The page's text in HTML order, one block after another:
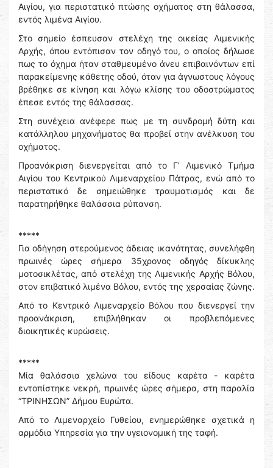
Αιγίου, για περιστατικό πτώσης οχήματος στη θάλασσα,
εντός λιμένα Αιγίου.
Στο σημείο έσπευσαν στελέχη της οικείας Λιμενικής
Αρχής, όπου εντόπισαν τον οδηγό του, ο οποίος δήλωσε
πως το όχημα ήταν σταθμευμένο άνευ επιβαινόντων επί
παρακείμενης κάθετης οδού, όταν για άγνωστους λόγους
βρέθηκε σε κίνηση και λόγω κλίσης του οδοστρώματος
έπεσε εντός της θάλασσας.
Στη συνέχεια ανέφερε πως με τη συνδρομή δύτη και
κατάλληλου μηχανήματος θα προβεί στην ανέλκυση του
οχήματος.
Προανάκριση διενεργείται από το Γ’ Λιμενικό Τμήμα
Αιγίου του Κεντρικού Λιμεναρχείου Πάτρας, ενώ από το
περιστατικό δε σημειώθηκε τραυματισμός και δε
παρατηρήθηκε θαλάσσια ρύπανση.
*****
Για οδήγηση στερούμενος άδειας ικανότητας, συνελήφθη
πρωινές ώρες σήμερα 35χρονος οδηγός δίκυκλης
μοτοσικλέτας, από στελέχη της Λιμενικής Αρχής Βόλου,
στον επιβατικό λιμένα Βόλου, εντός της χερσαίας ζώνης.
Από το Κεντρικό Λιμεναρχείο Βόλου που διενεργεί την
προανάκριση, επιβλήθηκαν οι προβλεπόμενες
διοικητικές κυρώσεις.
*****
Μία θαλάσσια χελώνα του είδους καρέτα - καρέτα
εντοπίστηκε νεκρή, πρωινές ώρες σήμερα, στη παραλία
“ΤΡΙΝΗΣΩΝ” Δήμου Ευρώτα.
Από το Λιμεναρχείο Γυθείου, ενημερώθηκε σχετικά η
αρμόδια Υπηρεσία για την υγειονομική της ταφή.